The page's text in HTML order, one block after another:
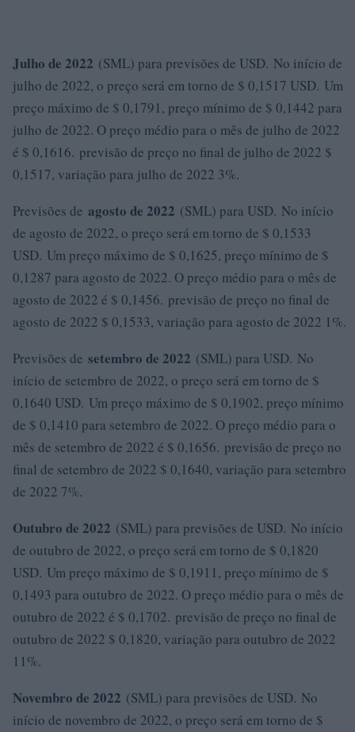
Julho de 2022 (SML) para previsões de USD. No início de
julho de 2022, o preço será em torno de $ 0,1517 USD. Um
preço máximo de $ 0,1791, preço mínimo de $ 0,1442 para
julho de 2022. O preço médio para o mês de julho de 2022
é $ 0,1616. previsão de preço no final de julho de 2022 $
0,1517, variação para julho de 2022 3%.
Previsões de agosto de 2022 (SML) para USD. No início
de agosto de 2022, o preço será em torno de $ 0,1533
USD. Um preço máximo de $ 0,1625, preço mínimo de $
0,1287 para agosto de 2022. O preço médio para o mês de
agosto de 2022 é $ 0,1456. previsão de preço no final de
agosto de 2022 $ 0,1533, variação para agosto de 2022 1%.
Previsões de setembro de 2022 (SML) para USD. No
início de setembro de 2022, o preço será em torno de $
0,1640 USD. Um preço máximo de $ 0,1902, preço mínimo
de $ 0,1410 para setembro de 2022. O preço médio para o
mês de setembro de 2022 é $ 0,1656. previsão de preço no
final de setembro de 2022 $ 0,1640, variação para setembro
de 2022 7%.
Outubro de 2022 (SML) para previsões de USD. No início
de outubro de 2022, o preço será em torno de $ 0,1820
USD. Um preço máximo de $ 0,1911, preço mínimo de $
0,1493 para outubro de 2022. O preço médio para o mês de
outubro de 2022 é $ 0,1702. previsão de preço no final de
outubro de 2022 $ 0,1820, variação para outubro de 2022
11%.
Novembro de 2022 (SML) para previsões de USD. No
início de novembro de 2022, o preço será em torno de $